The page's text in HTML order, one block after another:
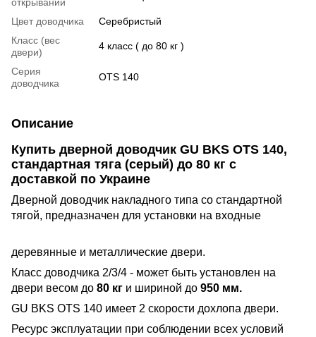
Цвет доводчика
Серебристый
Класс (вес
двери)
4 класс ( до 80 кг )
Серия
доводчика
OTS 140
Описание
Купить дверной доводчик GU BKS OTS 140,
стандартная тяга (серый) до 80 кг с
доставкой по Украине
Дверной доводчик накладного типа со стандартной
тягой, предназначен для установки на входные
деревянные и металлические двери.
Класс доводчика 2/3/4 - может быть установлен на
двери весом до 80 кг и шириной до 950 мм.
GU BKS OTS 140 имеет 2 скорости дохлопа двери.
Ресурс эксплуатации при соблюдении всех условий